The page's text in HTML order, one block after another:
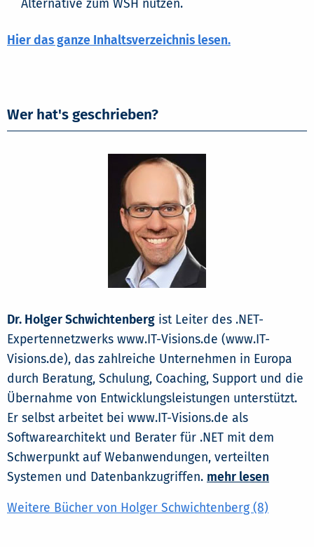
Alternative zum WSH nutzen.
Hier das ganze Inhaltsverzeichnis lesen.
Wer hat's geschrieben?
Dr. Holger Schwichtenberg ist Leiter des .NET-
Expertennetzwerks www.IT-Visions.de (www.IT-
Visions.de), das zahlreiche Unternehmen in Europa
durch Beratung, Schulung, Coaching, Support und die
Übernahme von Entwicklungsleistungen unterstützt.
Er selbst arbeitet bei www.IT-Visions.de als
Softwarearchitekt und Berater für .NET mit dem
Schwerpunkt auf Webanwendungen, verteilten
Systemen und Datenbankzugriffen. mehr lesen
Weitere Bücher von Holger Schwichtenberg (8)